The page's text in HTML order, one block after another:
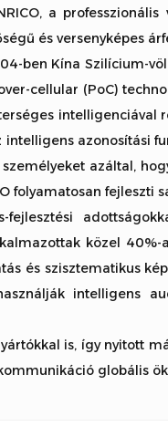
a
és versenyképes
ben Kína Szilícium-
cellular (PoC)
intelligenciával
intelligens azonosítási
személyeket azáltal,
folyamatosan
fejlesztési
közel
és szisztematikus
intelligens
is, így nyitott
globális